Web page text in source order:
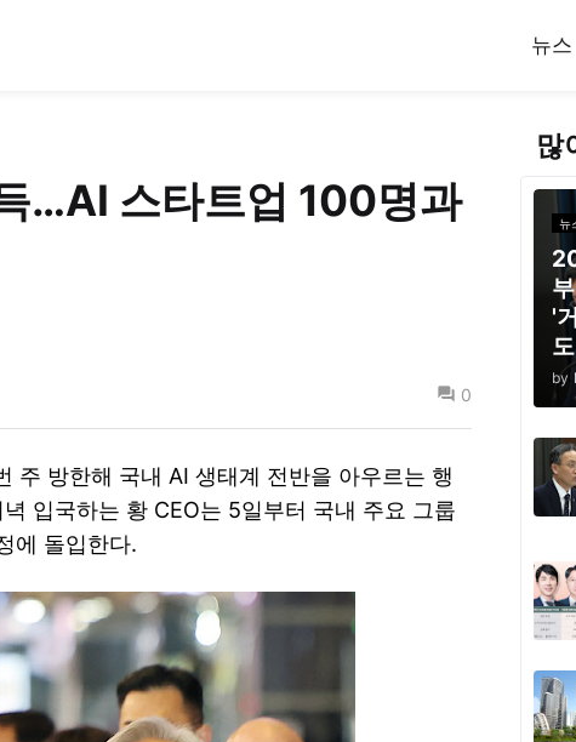
뉴스
…AI 스타트업 100명과
0
주 방한해 국내 AI 생태계 전반을 아우르는 행
입국하는 황 CEO는 5일부터 국내 주요 그룹
에 돌입한다.
많
뉴
'
by